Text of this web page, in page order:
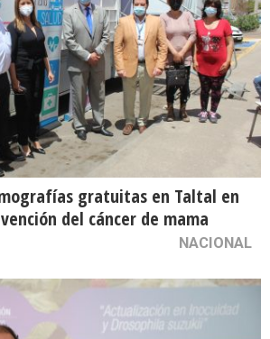
gratuitas en Taltal en
del cáncer de mama
NACIONAL